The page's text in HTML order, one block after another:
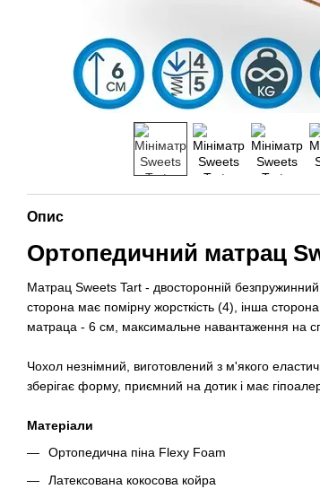
Опис
Ортопедичний матрац
Матрац Sweets Tart - двосторонній
сторона має помірну жорсткість (4), інша
матраца - 6 см, максимальне навантаження на
Чохол незнімний, виготовлений з м'якого
зберігає форму, приємний на дотик і має
Матеріали
Ортопедична піна Flexy Foam
Латексована кокосова койра